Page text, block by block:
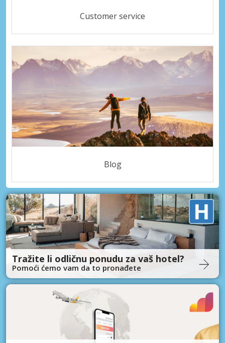
Customer service
Blog
Tražite li odličnu ponudu za vaš hotel?
Pomoći ćemo vam da to pronađete